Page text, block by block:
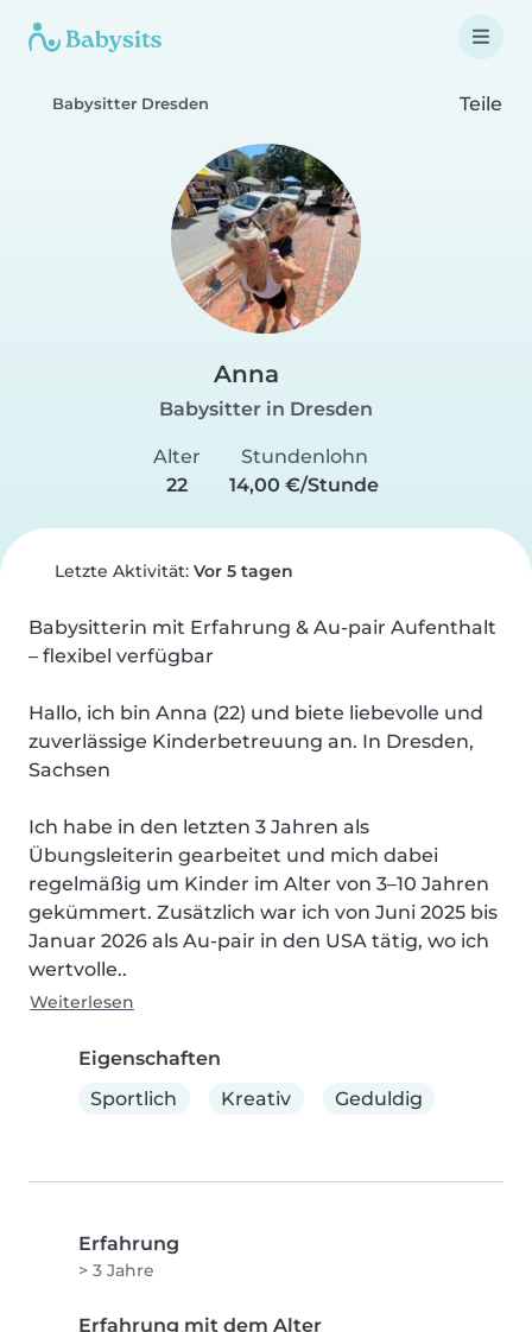
Babysitter Dresden Teile
Anna
Babysitter in Dresden
Alter
22
Stundenlohn
14,00 €/Stunde
Letzte Aktivität: Vor 5 tagen
Babysitterin mit Erfahrung & Au-pair Aufenthalt
– flexibel verfügbar
Hallo, ich bin Anna (22) und biete liebevolle und
zuverlässige Kinderbetreuung an. In Dresden,
Sachsen
Ich habe in den letzten 3 Jahren als
Übungsleiterin gearbeitet und mich dabei
regelmäßig um Kinder im Alter von 3–10 Jahren
gekümmert. Zusätzlich war ich von Juni 2025 bis
Januar 2026 als Au-pair in den USA tätig, wo ich
wertvolle..
Weiterlesen
Eigenschaften
Sportlich
Kreativ Geduldig
Erfahrung
> 3 Jahre
Erfahrung mit dem Alter